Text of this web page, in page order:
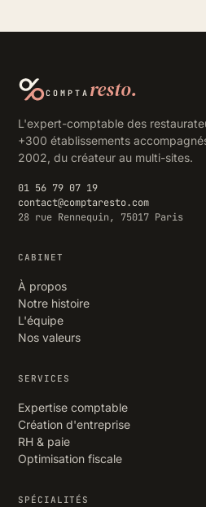
COMPTA resto.
L'expert-comptable des
+300 établissements
2002, du créateur au multi-sites.
01 56 79 07 19
contact@comptaresto.com
28 rue Rennequin, 75017 Paris
CABINET
À propos
Notre histoire
L'équipe
Nos valeurs
SERVICES
Expertise comptable
Création d'entreprise
RH & paie
Optimisation fiscale
SPÉCIALITÉS